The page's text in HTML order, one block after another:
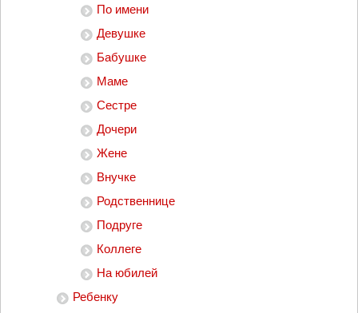
По имени
Девушке
Бабушке
Маме
Сестре
Дочери
Жене
Внучке
Родственнице
Подруге
Коллеге
На юбилей
Ребенку